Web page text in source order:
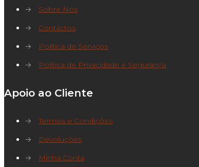
→
Sobre Nós
→
Contactos
→
Política de Serviços
→
Política de Privacidade e Segurança
Apoio ao Cliente
→
Termos e Condições
→
Devoluções
→
Minha Conta